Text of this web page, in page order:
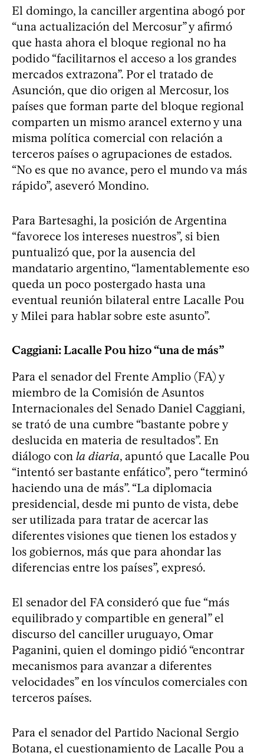
El domingo, la canciller argentina abogó por
“una actualización del Mercosur” y afirmó
que hasta ahora el bloque regional no ha
podido “facilitarnos el acceso a los grandes
mercados extrazona”. Por el tratado de
Asunción, que dio origen al Mercosur, los
países que forman parte del bloque regional
comparten un mismo arancel externo y una
misma política comercial con relación a
terceros países o agrupaciones de estados.
“No es que no avance, pero el mundo va más
rápido”, aseveró Mondino.
Para Bartesaghi, la posición de Argentina
“favorece los intereses nuestros”, si bien
puntualizó que, por la ausencia del
mandatario argentino, “lamentablemente eso
queda un poco postergado hasta una
eventual reunión bilateral entre Lacalle Pou
y Milei para hablar sobre este asunto”.
Caggiani: Lacalle Pou hizo “una de más”
Para el senador del Frente Amplio (FA) y
miembro de la Comisión de Asuntos
Internacionales del Senado Daniel Caggiani,
se trató de una cumbre “bastante pobre y
deslucida en materia de resultados”. En
diálogo con la diaria, apuntó que Lacalle Pou
“intentó ser bastante enfático”, pero “terminó
haciendo una de más”. “La diplomacia
presidencial, desde mi punto de vista, debe
ser utilizada para tratar de acercar las
diferentes visiones que tienen los estados y
los gobiernos, más que para ahondar las
diferencias entre los países”, expresó.
El senador del FA consideró que fue “más
equilibrado y compartible en general” el
discurso del canciller uruguayo, Omar
Paganini, quien el domingo pidió “encontrar
mecanismos para avanzar a diferentes
velocidades” en los vínculos comerciales con
terceros países.
Para el senador del Partido Nacional Sergio
Botana, el cuestionamiento de Lacalle Pou a